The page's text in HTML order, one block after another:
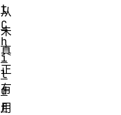
从
未
真
正
有
用
t
C
h
i
l
d
f